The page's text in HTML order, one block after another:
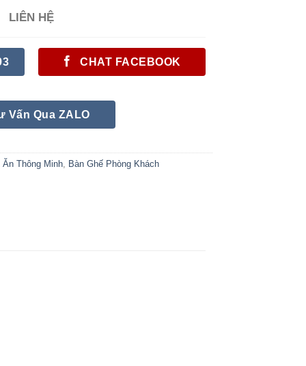
LIÊN HỆ
CHAT FACEBOOK
Vấn Qua ZALO
Ăn Thông Minh, Bàn Ghế Phòng Khách